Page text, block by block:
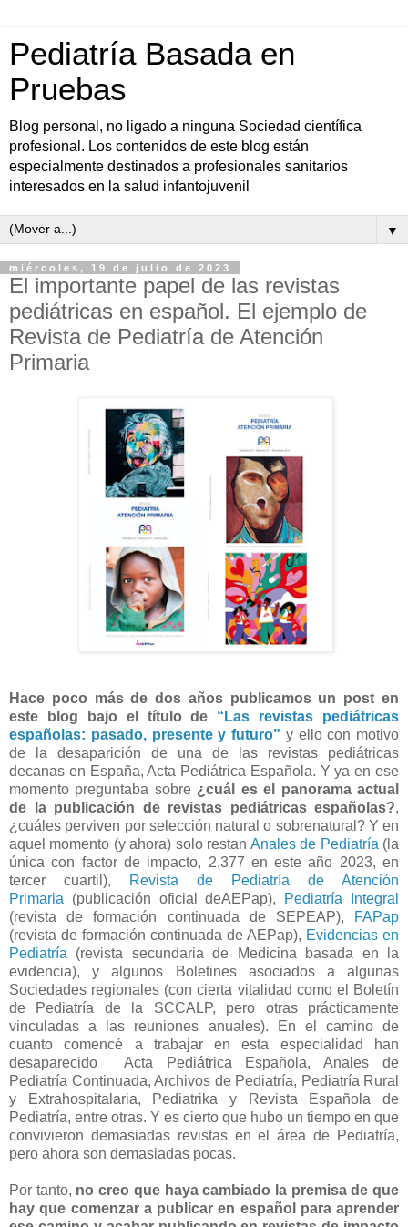
Pediatría Basada en
Pruebas
Blog personal, no ligado a ninguna Sociedad científica
profesional. Los contenidos de este blog están
especialmente destinados a profesionales sanitarios
interesados en la salud infantojuvenil
▼
miércoles, 19 de julio de 2023
El importante papel de las revistas
pediátricas en español. El ejemplo de
Revista de Pediatría de Atención
Primaria
Hace poco más de dos años publicamos un post en
este blog bajo el título de “Las revistas pediátricas
españolas: pasado, presente y futuro” y ello con motivo
de la desaparición de una de las revistas pediátricas
decanas en España, Acta Pediátrica Española. Y ya en ese
momento preguntaba sobre ¿cuál es el panorama actual
de la publicación de revistas pediátricas españolas?,
¿cuáles perviven por selección natural o sobrenatural? Y en
aquel momento (y ahora) solo restan Anales de Pediatría (la
única con factor de impacto, 2,377 en este año 2023, en
tercer cuartil),
Revista de Pediatría de Atención
Primaria (publicación oficial deAEPap),
Pediatría Integral
(revista de formación continuada de SEPEAP),
FAPap
(revista de formación continuada de AEPap), Evidencias en
Pediatría (revista secundaria de Medicina basada en la
evidencia), y algunos Boletines asociados a algunas
Sociedades regionales (con cierta vitalidad como el Boletín
de Pediatría de la SCCALP, pero otras prácticamente
vinculadas a las reuniones anuales). En el camino de
cuanto comencé a trabajar en esta especialidad han
desaparecido Acta Pediátrica Española, Anales de
Pediatría Continuada, Archivos de Pediatría, Pediatría Rural
y Extrahospitalaria, Pediatrika y Revista Española de
Pediatría, entre otras. Y es cierto que hubo un tiempo en que
convivieron demasiadas revistas en el área de Pediatría,
pero ahora son demasiadas pocas.
Por tanto, no creo que haya cambiado la premisa de que
hay que comenzar a publicar en español para aprender